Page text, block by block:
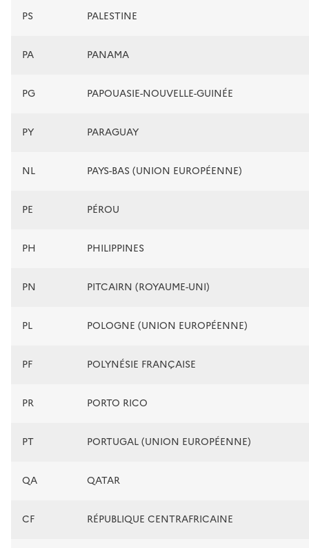
PS PALESTINE
PA PANAMA
PG PAPOUASIE-NOUVELLE-GUINÉE
PY PARAGUAY
NL PAYS-BAS (UNION EUROPÉENNE)
PE PÉROU
PH PHILIPPINES
PN PITCAIRN (ROYAUME-UNI)
PL POLOGNE (UNION EUROPÉENNE)
PF POLYNÉSIE FRANÇAISE
PR PORTO RICO
PT PORTUGAL (UNION EUROPÉENNE)
QA QATAR
CF RÉPUBLIQUE CENTRAFRICAINE